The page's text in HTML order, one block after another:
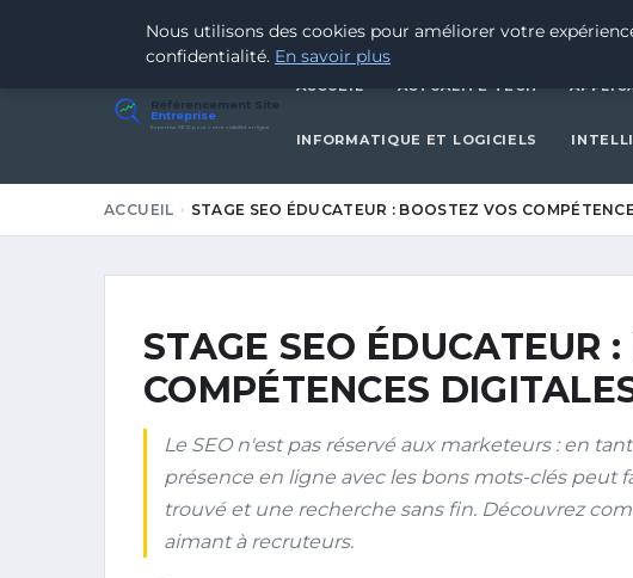
19 JUIN 2026
Référencement Site
Entreprise
Expertise SEO pour votre visibilité en ligne
ACCUEIL ACTUALITÉ TECH
INFORMATIQUE ET LOGICIELS
ACCUEIL STAGE SEO ÉDUCATEUR : BOOSTEZ VOS
STAGE SEO ÉDUCATEUR
COMPÉTENCES
Le SEO n'est pas réservé aux marketeurs : en
présence en ligne avec les bons mots-clés peut
trouvé et une recherche sans fin. Découvrez
aimant à recruteurs.
Nous utilisons des cookies pour améliorer votre
confidentialité. En savoir plus